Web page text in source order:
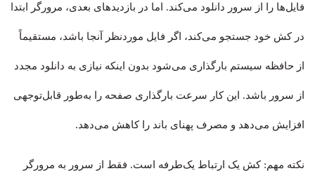
فایل‌ها را از سرور دانلود می‌کند. اما در بازدیدهای بعدی، مرورگر ابتدا
در کش خود جستجو می‌کند، اگر فایل موردنظر آنجا باشد، مستقیماً
از حافظه سیستم بارگذاری می‌شود بدون اینکه نیازی به دانلود مجدد
از سرور باشد. این کار سرعت بارگذاری صفحه را به‌طور قابل‌توجهی
افزایش می‌دهد و مصرف پهنای باند را کاهش می‌دهد.
نکته مهم: کش یک ارتباط یک‌طرفه است. فقط از سرور به مرورگر